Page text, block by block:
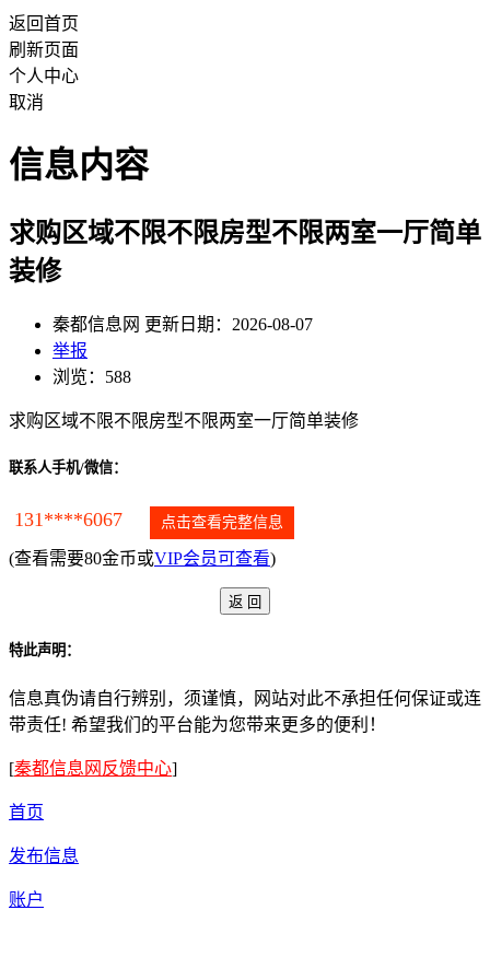
返回首页
刷新页面
个人中心
取消
信息内容
求购区域不限不限房型不限两室一厅简单
装修
秦都信息网 更新日期：2026-08-07
举报
浏览：588
求购区域不限不限房型不限两室一厅简单装修
联系人手机/微信：
131****6067 点击查看完整信息
(查看需要80金币或VIP会员可查看)
特此声明：
信息真伪请自行辨别，须谨慎，网站对此不承担任何保证或连
带责任! 希望我们的平台能为您带来更多的便利！
[秦都信息网反馈中心]
首页
发布信息
账户